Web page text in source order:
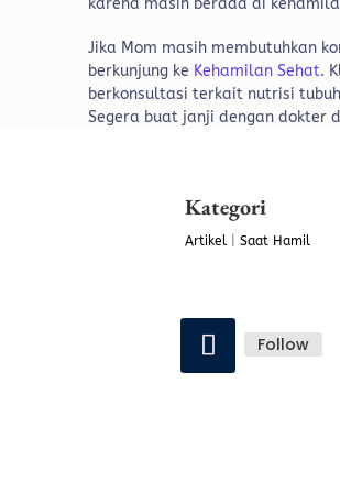
karena masih berada di
Jika Mom masih membutuhkan
berkunjung ke Kehamilan Sehat.
berkonsultasi terkait nutrisi
Segera buat janji dengan dokter
Kategori
Artikel Saat Hamil
Follow